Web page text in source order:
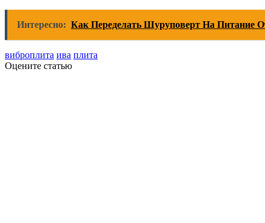
Интересно: Как Переделать Шуруповерт На Питание
виброплита ива плита
Оцените статью